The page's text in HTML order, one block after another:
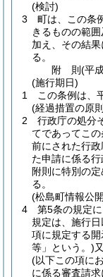
(検討)
3
町は、この条
きるものの範
加え、その結
る。
附 則(平
(施行期日)
1
この条例は、
(経過措置の原
2
行政庁の処分
てであってこ
前にされた行
た申請に係る
附則に特別の
る。
(松島町情報公
4
第5条の規定
規定は、施行
項に規定する
等」という。)
(以下この項に
に係る審査請